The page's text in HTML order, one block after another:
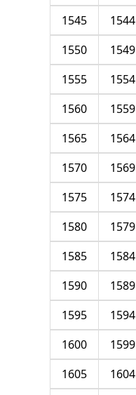
1544
1545
1549
1550
1554
1555
1559
1560
1564
1565
1569
1570
1574
1575
1579
1580
1584
1585
1589
1590
1594
1595
1599
1600
1604
1605